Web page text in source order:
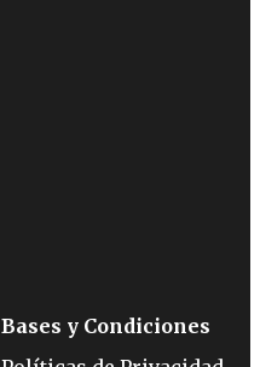
Bases y Condiciones